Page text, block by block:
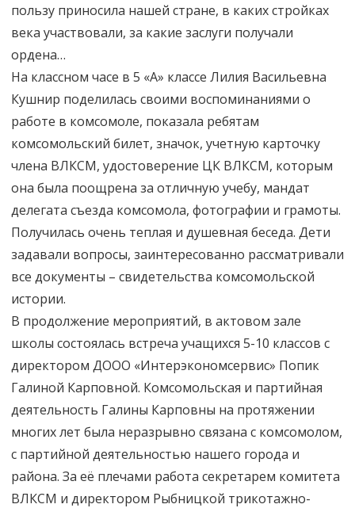
пользу приносила нашей стране, в каких стройках
века участвовали, за какие заслуги получали
ордена…
На классном часе в 5 «А» классе Лилия Васильевна
Кушнир поделилась своими воспоминаниями о
работе в комсомоле, показала ребятам
комсомольский билет, значок, учетную карточку
члена ВЛКСМ, удостоверение ЦК ВЛКСМ, которым
она была поощрена за отличную учебу, мандат
делегата съезда комсомола, фотографии и грамоты.
Получилась очень теплая и душевная беседа. Дети
задавали вопросы, заинтересованно рассматривали
все документы – свидетельства комсомольской
истории.
В продолжение мероприятий, в актовом зале
школы состоялась встреча учащихся 5-10 классов с
директором ДООО «Интерэкономсервис» Попик
Галиной Карповной. Комсомольская и партийная
деятельность Галины Карповны на протяжении
многих лет была неразрывно связана с комсомолом,
с партийной деятельностью нашего города и
района. За её плечами работа секретарем комитета
ВЛКСМ и директором Рыбницкой трикотажно-